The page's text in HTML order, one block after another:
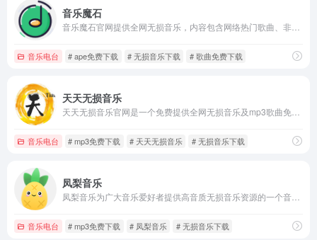
音乐魔石
音乐电台 # ape免费下载 # 无损音乐下载 # 歌曲免费下载
天天无损音乐
音乐电台 # mp3免费下载 # 天天无损音乐 # 无损音乐下载
凤梨音乐
音乐电台 # mp3免费下载 # 凤梨音乐 # 无损音乐下载